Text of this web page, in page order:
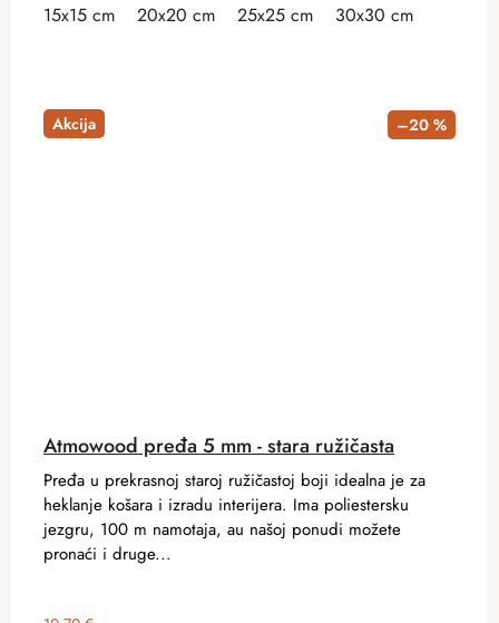
15x15 cm 20x20 cm 25x25 cm 30x30 cm
Akcija –20 %
Atmowood pređa 5 mm - stara ružičasta
Pređa u prekrasnoj staroj ružičastoj boji idealna je za
heklanje košara i izradu interijera. Ima poliestersku
jezgru, 100 m namotaja, au našoj ponudi možete
pronaći i druge...